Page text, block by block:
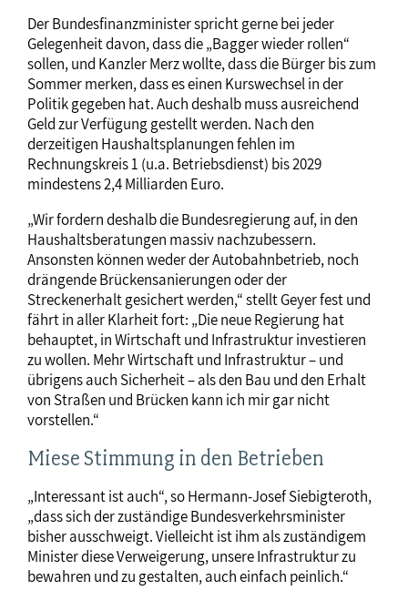
Der Bundesfinanzminister spricht gerne bei jeder
Gelegenheit davon, dass die „Bagger wieder rollen“
sollen, und Kanzler Merz wollte, dass die Bürger bis zum
Sommer merken, dass es einen Kurswechsel in der
Politik gegeben hat. Auch deshalb muss ausreichend
Geld zur Verfügung gestellt werden. Nach den
derzeitigen Haushaltsplanungen fehlen im
Rechnungskreis 1 (u.a. Betriebsdienst) bis 2029
mindestens 2,4 Milliarden Euro.
„Wir fordern deshalb die Bundesregierung auf, in den
Haushaltsberatungen massiv nachzubessern.
Ansonsten können weder der Autobahnbetrieb, noch
drängende Brückensanierungen oder der
Streckenerhalt gesichert werden,“ stellt Geyer fest und
fährt in aller Klarheit fort: „Die neue Regierung hat
behauptet, in Wirtschaft und Infrastruktur investieren
zu wollen. Mehr Wirtschaft und Infrastruktur – und
übrigens auch Sicherheit – als den Bau und den Erhalt
von Straßen und Brücken kann ich mir gar nicht
vorstellen.“
Miese Stimmung in den Betrieben
„Interessant ist auch“, so Hermann-Josef Siebigteroth,
„dass sich der zuständige Bundesverkehrsminister
bisher ausschweigt. Vielleicht ist ihm als zuständigem
Minister diese Verweigerung, unsere Infrastruktur zu
bewahren und zu gestalten, auch einfach peinlich.“